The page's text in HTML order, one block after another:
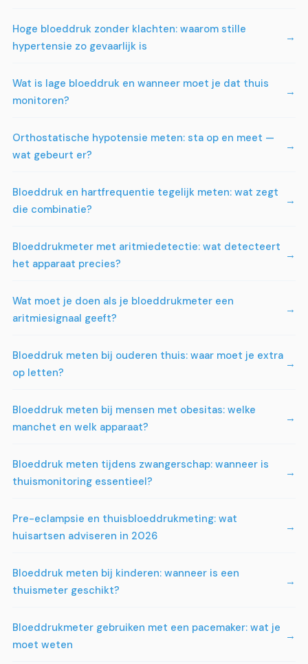
Hoge bloeddruk zonder klachten: waarom stille
hypertensie zo gevaarlijk is
Wat is lage bloeddruk en wanneer moet je dat thuis
monitoren?
Orthostatische hypotensie meten: sta op en meet —
wat gebeurt er?
Bloeddruk en hartfrequentie tegelijk meten: wat zegt
die combinatie?
Bloeddrukmeter met aritmiedetectie: wat detecteert
het apparaat precies?
Wat moet je doen als je bloeddrukmeter een
aritmiesignaal geeft?
Bloeddruk meten bij ouderen thuis: waar moet je extra
op letten?
Bloeddruk meten bij mensen met obesitas: welke
manchet en welk apparaat?
Bloeddruk meten tijdens zwangerschap: wanneer is
thuismonitoring essentieel?
Pre-eclampsie en thuisbloeddrukmeting: wat
huisartsen adviseren in 2026
Bloeddruk meten bij kinderen: wanneer is een
thuismeter geschikt?
Bloeddrukmeter gebruiken met een pacemaker: wat je
moet weten